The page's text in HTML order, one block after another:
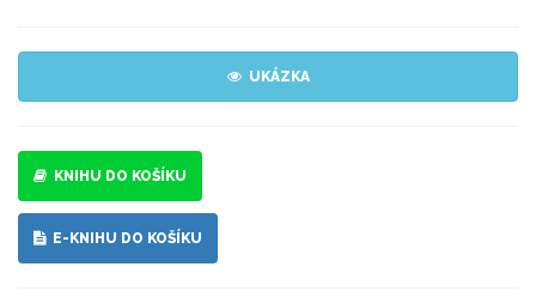
UKÁZKA
KNIHU DO KOŠÍKU
E-KNIHU DO KOŠÍKU